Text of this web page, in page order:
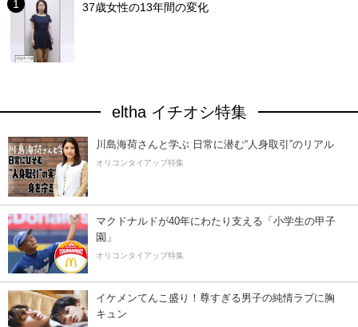
37歳女性の13年間の変化
eltha イチオシ特集
川島海荷さんと学ぶ 日常に潜む“人身取引”のリアル
オリコンタイアップ特集
マクドナルドが40年にわたり支える「小学生の甲子
園」
オリコンタイアップ特集
イケメンてんこ盛り！尊すぎる男子の純情ラブに胸
キュン